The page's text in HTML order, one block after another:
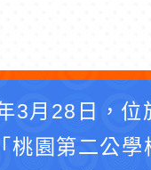
3月28日，
桃園第二公